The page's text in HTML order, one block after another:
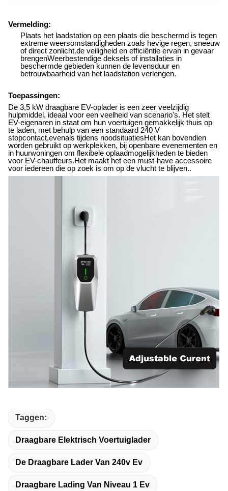
Vermelding:
Plaats het laadstation op een plaats die beschermd is tegen
extreme weersomstandigheden zoals hevige regen, sneeuw
of direct zonlicht.de veiligheid en efficiëntie ervan in gevaar
brengenWeerbestendige deksels of installaties in
beschermde gebieden kunnen de levensduur en
betrouwbaarheid van het laadstation verlengen.
Toepassingen:
De 3,5 kW draagbare EV-oplader is een zeer veelzijdig
hulpmiddel, ideaal voor een veelheid van scenario's. Het stelt
EV-eigenaren in staat om hun voertuigen gemakkelijk thuis op
te laden, met behulp van een standaard 240 V
stopcontact,evenals tijdens noodsituatiesHet kan bovendien
worden gebruikt op werkplekken, bij openbare evenementen en
in huurwoningen om flexibele oplaadmogelijkheden te bieden
voor EV-chauffeurs.Het maakt het een must-have accessoire
voor iedereen die op zoek is om op de vlucht te blijven..
Taggen:
Draagbare Elektrisch Voertuiglader
De Draagbare Lader Van 240v Ev
Draagbare Lading Van Niveau 1 Ev